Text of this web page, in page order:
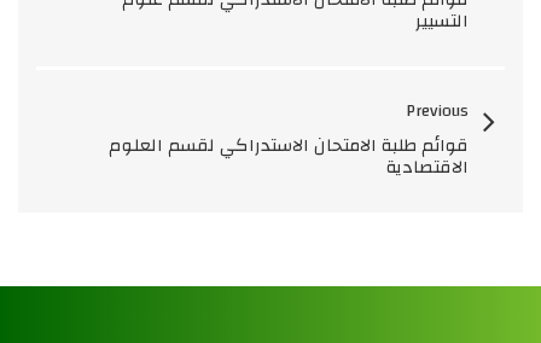
التسيير
Previous
قوائم طلبة الامتحان الاستدراكي لقسم العلوم
الاقتصادية